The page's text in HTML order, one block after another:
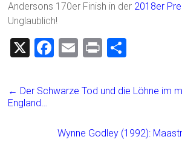
Andersons 170er Finish in der 2018er
Unglaublich!
X
F
ce
o
ok
E
ai
Pr
t
e
← Der Schwarze Tod und die Löhne im
England…
Wynne Godley (1992):